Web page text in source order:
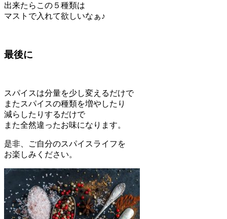
出来たらこの５種類は
マストで入れて欲しいなぁ♪
最後に
スパイスは分量を少し変えるだけで
またスパイスの種類を増やしたり
減らしたりするだけで
また全然違ったお味になります。
是非、ご自分のスパイスライフを
お楽しみください。